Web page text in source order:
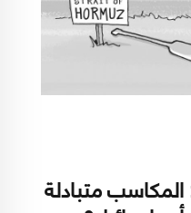
متبادلة